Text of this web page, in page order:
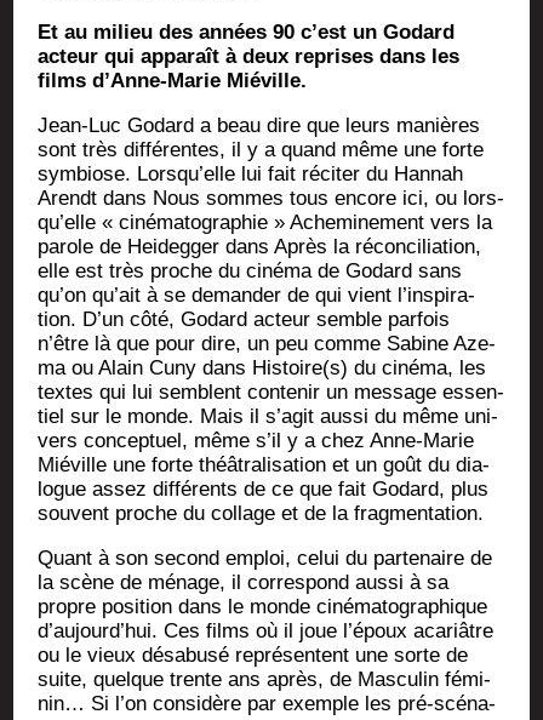
Et au milieu des années 90 c’est un Godard
acteur qui appa­raît à deux reprises dans les
films d’Anne-Marie Miéville.
Jean-Luc Godard a beau dire que leurs manières
sont très dif­fé­rentes, il y a quand même une forte
sym­biose. Lors­qu’elle lui fait réci­ter du Han­nah
Arendt dans Nous sommes tous encore ici, ou lors­
qu’elle « ciné­ma­to­gra­phie » Ache­mi­ne­ment vers la
parole de Hei­deg­ger dans Après la récon­ci­lia­tion,
elle est très proche du ciné­ma de Godard sans
qu’on qu’ait à se deman­der de qui vient l’ins­pi­ra­
tion. D’un côté, Godard acteur semble par­fois
n’être là que pour dire, un peu comme Sabine Aze­
ma ou Alain Cuny dans Histoire(s) du ciné­ma, les
textes qui lui semblent conte­nir un mes­sage essen­
tiel sur le monde. Mais il s’a­git aus­si du même uni­
vers concep­tuel, même s’il y a chez Anne-Marie
Mié­ville une forte théâ­tra­li­sa­tion et un goût du dia­
logue assez dif­fé­rents de ce que fait Godard, plus
sou­vent proche du col­lage et de la fragmentation.
Quant à son second emploi, celui du par­te­naire de
la scène de ménage, il cor­res­pond aus­si à sa
propre posi­tion dans le monde ciné­ma­to­gra­phique
d’au­jourd’­hui. Ces films où il joue l’é­poux aca­riâtre
ou le vieux désa­bu­sé repré­sentent une sorte de
suite, quelque trente ans après, de Mas­cu­lin fémi­
nin… Si l’on consi­dère par exemple les pré-scé­na­